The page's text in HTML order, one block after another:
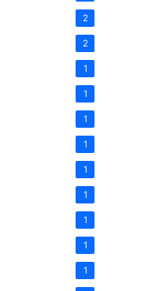
2
2
1
1
1
1
1
1
1
1
1